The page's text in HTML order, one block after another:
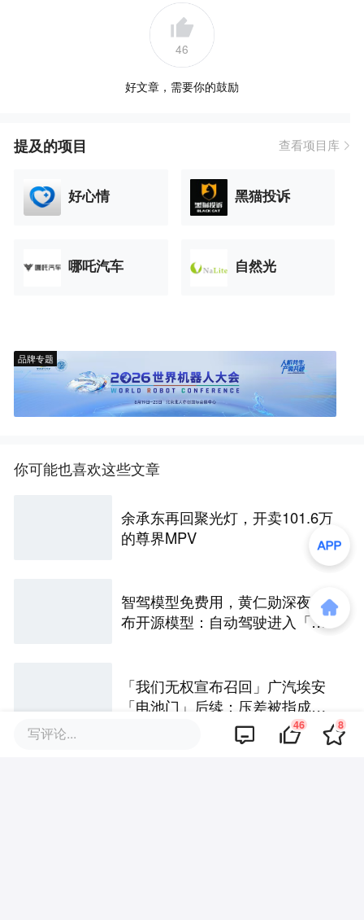
46
好文章，需要你的鼓励
提及的项目 查看项目库
好心情 黑猫投诉
哪吒汽车 自然光
品牌专题
你可能也喜欢这些文章
余承东再回聚光灯，开卖101.6万
的尊界MPV
智驾模型免费用，黄仁勋深夜发
布开源模型：自动驾驶进入「安
「我们无权宣布召回」广汽埃安
「电池门」后续：压差被指成拒
保「挡箭牌」，中创新航或面临
写评论... 46 8